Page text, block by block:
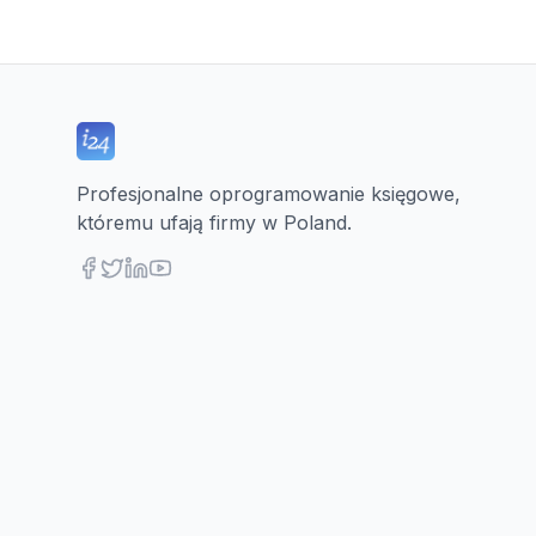
Profesjonalne oprogramowanie księgowe,
któremu ufają firmy w Poland.